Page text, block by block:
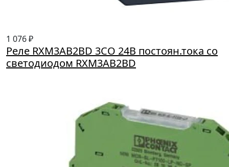
1 076 ₽
Реле RXM3AB2ВD 3CO 24B постоян.тока со
светодиодом RXM3AB2BD